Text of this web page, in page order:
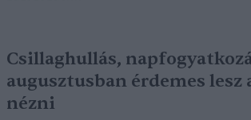
Csillaghullás,
augusztusban érdemes lesz
nézni